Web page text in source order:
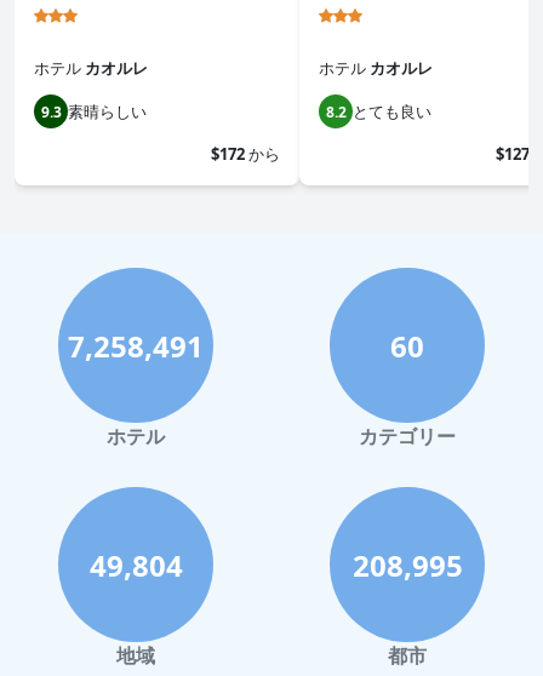
ホテル カオルレ
9.3 素晴らしい
$172から
ホテル カオルレ
8.2 とても良い
$127
7,258,491
ホテル
60
カテゴリー
49,804
地域
208,995
都市